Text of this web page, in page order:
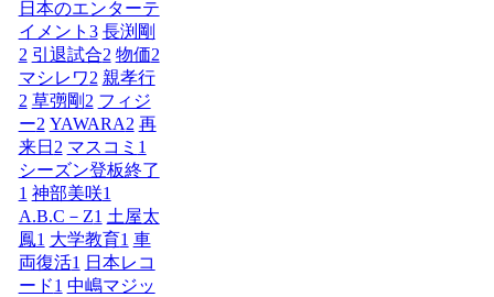
日本のエンターテ
イメント 3 長渕剛
2 引退試合2 物価2
マシレワ2 親孝行
2 草彅剛 2 フィジ
ー2 YAWARA2 再
来日 2 マスコミ 1
シーズン登板終了
1 神部美咲1
A.B.C－Z1 土屋太
鳳1 大学教育1 車
両復活1 日本レコ
ード1 中嶋マジッ